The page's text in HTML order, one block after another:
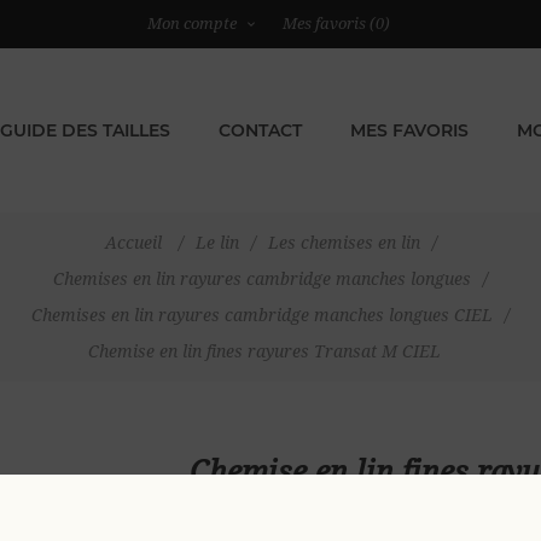
Mon compte Mes favoris (0)
GUIDE DES TAILLES CONTACT MES FAVORIS
Accueil / Le lin / Les chemises en lin
/
Chemises en lin rayures cambridge manches longues
/
Chemises en lin rayures cambridge manches longues CIEL
/
Chemise en lin fines rayures Transat M CIEL
Chemise en lin fines